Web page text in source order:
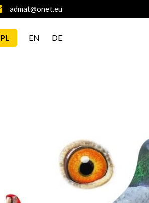
admat@onet.eu
PL EN DE